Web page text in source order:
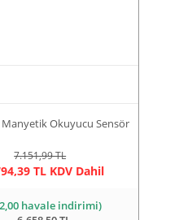
Manyetik Okuyucu Sensör
7.151,99 TL
TL KDV Dahil
havale indirimi)